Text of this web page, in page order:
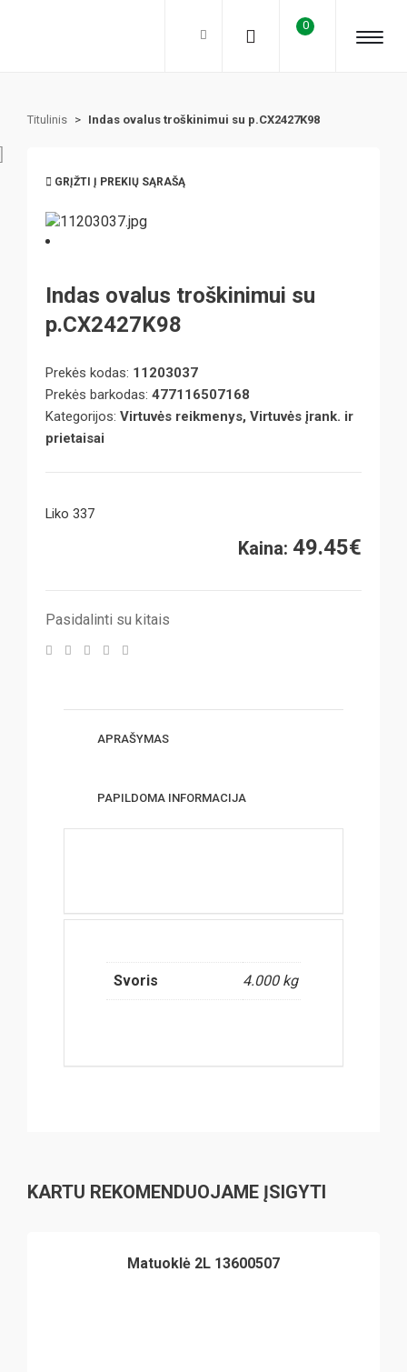
0
Titulinis > Indas ovalus troškinimui su p.CX2427K98
GRĮŽTI Į PREKIŲ SĄRAŠĄ
Indas ovalus troškinimui su
p.CX2427K98
Prekės kodas: 11203037
Prekės barkodas: 477116507168
Kategorijos: Virtuvės reikmenys, Virtuvės įrank. ir
prietaisai
Liko 337
Kaina: 49.45€
Pasidalinti su kitais
APRAŠYMAS
PAPILDOMA INFORMACIJA
Svoris 4.000 kg
KARTU REKOMENDUOJAME ĮSIGYTI
Matuoklė 2L 13600507